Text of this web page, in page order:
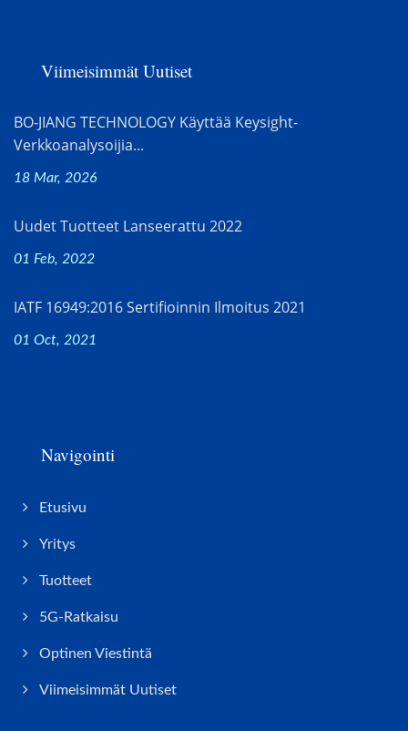
Viimeisimmät Uutiset
BO-JIANG TECHNOLOGY Käyttää Keysight-
Verkkoanalysoijia...
18 Mar, 2026
Uudet Tuotteet Lanseerattu 2022
01 Feb, 2022
IATF 16949:2016 Sertifioinnin Ilmoitus 2021
01 Oct, 2021
Navigointi
Etusivu
Yritys
Tuotteet
5G-Ratkaisu
Optinen Viestintä
Viimeisimmät Uutiset